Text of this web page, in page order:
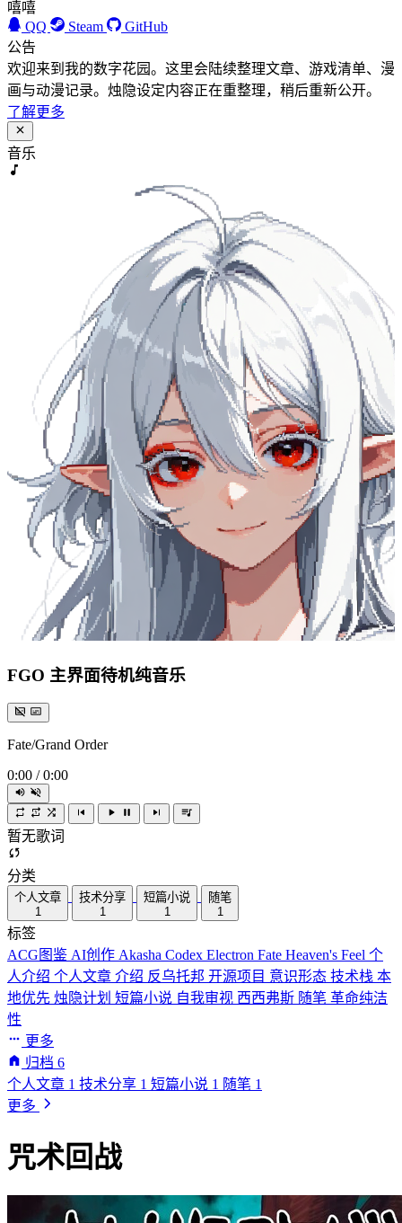
嘻嘻
QQ
Steam
GitHub
公告
欢迎来到我的数字花园。这里会陆续整理文章、游戏清单、漫
画与动漫记录。烛隐设定内容正在重整理，稍后重新公开。
了解更多
音乐
FGO 主界面待机纯音乐
Fate/Grand Order
0:00 / 0:00
暂无歌词
分类
个人文章
1
技术分享
1
短篇小说
1
随笔
1
标签
ACG图鉴 AI创作 Akasha Codex Electron Fate Heaven's Feel 个
人介绍 个人文章 介绍 反乌托邦 开源项目 意识形态 技术栈 本
地优先 烛隐计划 短篇小说 自我审视 西西弗斯 随笔 革命纯洁
性
更多
归档 6
个人文章 1 技术分享 1 短篇小说 1 随笔 1
更多
咒术回战